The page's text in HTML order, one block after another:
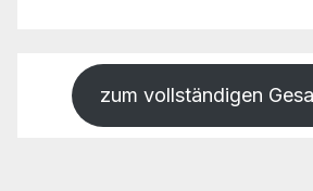
zum vollständigen